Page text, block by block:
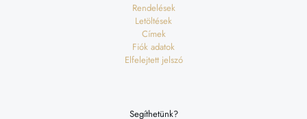
Rendelések
Letöltések
Címek
Fiók adatok
Elfelejtett jelszó
Segíthetünk?